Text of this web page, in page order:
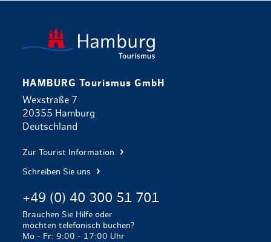
HAMBURG Tourismus GmbH
Wexstraße 7
20355 Hamburg
Deutschland
Zur Tourist Information
Schreiben Sie uns
+49 (0) 40 300 51 701
Brauchen Sie Hilfe oder
möchten telefonisch buchen?
Mo - Fr: 9:00 - 17:00 Uhr